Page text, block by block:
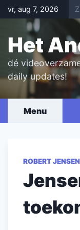
Skip
to
content
vr, aug 7, 2026
Het
dé
daily updates!
Menu
ROBERT JENSEN